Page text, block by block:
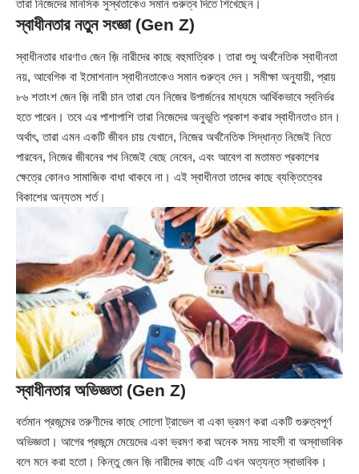
তারা নিজেদের মানসিক সুস্থতাকেও সমান গুরুত্ব দিতে শিখেছেন।
স্বাধীনতার নতুন সংজ্ঞা (Gen Z)
স্বাধীনতার ধারণাও জেন জ়ি নারীদের কাছে বহুমাত্রিক। তারা শুধু অর্থনৈতিক স্বাধীনতা
নয়, আবেগিক বা ইমোশনাল স্বাধীনতাকেও সমান গুরুত্ব দেন। সমীক্ষা অনুযায়ী, প্রায়
৮৬ শতাংশ জেন জ়ি নারী চান তারা যেন নিজের উপার্জনের মাধ্যমে আর্থিকভাবে স্বনির্ভর
হতে পারেন। তবে এর পাশাপাশি তারা নিজেদের অনুভূতি প্রকাশ করার স্বাধীনতাও চান।
অর্থাৎ, তারা এমন একটি জীবন চায় যেখানে, নিজের অর্থনৈতিক সিদ্ধান্ত নিজেই নিতে
পারবেন, নিজের জীবনের পথ নিজেই বেছে নেবেন, এবং আবেগ বা মতামত প্রকাশের
ক্ষেত্রে কোনও সামাজিক বাধা থাকবে না। এই স্বাধীনতা তাদের কাছে ব্যক্তিত্বের
বিকাশের অন্যতম শর্ত।
স্বাধীনতার অভিজ্ঞতা (Gen Z)
বর্তমান প্রজন্মের তরুণীদের কাছে সোলো ট্রাভেল বা একা ভ্রমণ করা একটি গুরুত্বপূর্ণ
অভিজ্ঞতা। আগের প্রজন্মে মেয়েদের একা ভ্রমণ করা অনেক সময় সাহসী বা অস্বাভাবিক
বলে মনে করা হতো। কিন্তু জেন জ়ি নারীদের কাছে এটি এখন অত্যন্ত স্বাভাবিক।